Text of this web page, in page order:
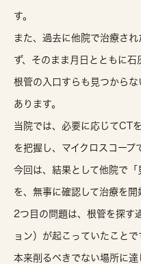
す。
また、過去に他院で治療さ
ず、そのまま月日とともに
根管の入口すらも見つから
あります。
当院では、必要に応じてCT
を把握し、マイクロス コープ
今回は、結果として他院で
を、無事に確認して治療を開
2つ目の問題は、 根管を探す
ョン）が起こ っていたことで
本来削るべきでない場所に